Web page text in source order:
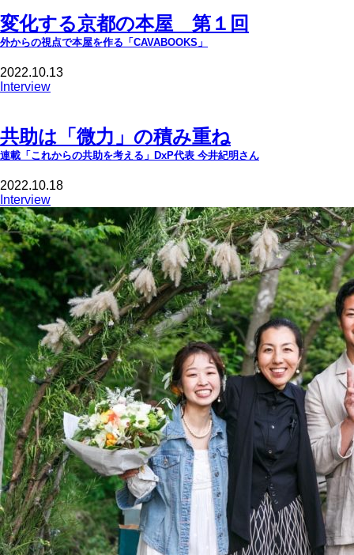
変化する京都の本屋 第１回
外からの視点で本屋を作る「CAVABOOKS」
2022.10.13
Interview
共助は「微力」の積み重ね
連載「これからの共助を考える」DxP代表 今井紀明さん
2022.10.18
Interview